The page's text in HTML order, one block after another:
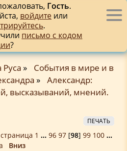
Гость.
войдите или
.
письмо с кодом
?
»
События в мире и в
»
Александр:
высказываний, мнений.
ПЕЧАТЬ
1 ... 96 97[98] 99 100 ...
Вниз